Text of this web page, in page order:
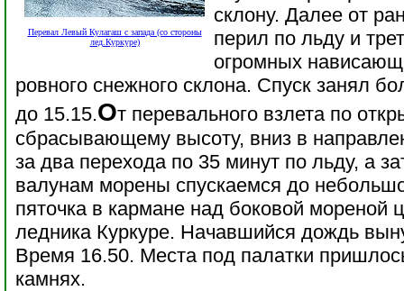
Перевал Левый Кулагаш с запада (со стороны
лед.Куркуре)
склону. Далее от
перил по льду и
огромных
ровного снежного склона. Спуск занял
до 15.15.От перевального взлета по
сбрасывающему высоту, вниз в
за два перехода по 35 минут по льду, а
валунам морены спускаемся до
пяточка в кармане над боковой мореной
ледника Куркуре. Начавшийся дождь
Время 16.50. Места под палатки
камнях.